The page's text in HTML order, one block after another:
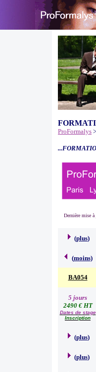
ProFormalys >
Dernière mise
(plus)
(moins)
BA054
5 jours
2490 € HT
Dates de stage
Inscription
(plus)
(plus)